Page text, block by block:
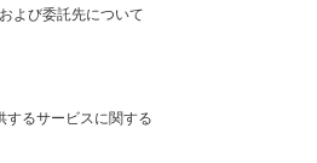
よび委託先について
するサービスに関する